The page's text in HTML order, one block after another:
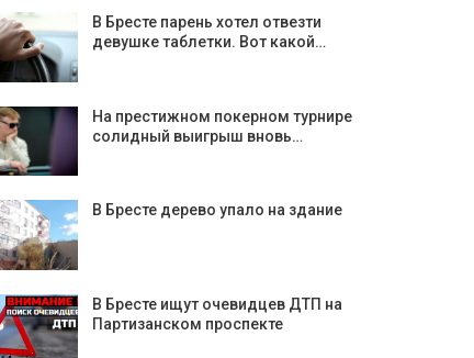
В Бресте парень хотел отвезти
девушке таблетки. Вот какой…
На престижном покерном турнире
солидный выигрыш вновь…
В Бресте дерево упало на здание
В Бресте ищут очевидцев ДТП на
Партизанском проспекте